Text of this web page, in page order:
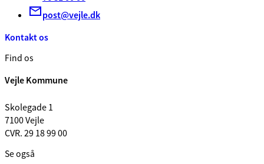
post@vejle.dk
Kontakt os
Find os
Vejle Kommune
Skolegade 1
7100 Vejle
CVR. 29 18 99 00
Se også